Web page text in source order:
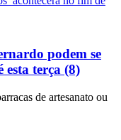
podem se
esta terça (8)
de artesanato ou